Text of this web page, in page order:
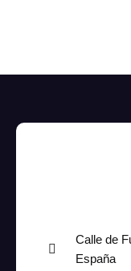
Calle de
España